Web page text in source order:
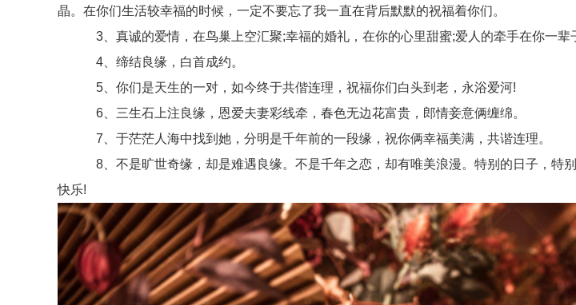
晶。在你们生活较幸福的时候，一定不要忘了我一直在背后默默的祝福着你们。
3、真诚的爱情，在鸟巢上空汇聚;幸福的婚礼，在你的心里甜蜜;爱人的牵手在你一辈
4、缔结良缘，白首成约。
5、你们是天生的一对，如今终于共偕连理，祝福你们白头到老，永浴爱河!
6、三生石上注良缘，恩爱夫妻彩线牵，春色无边花富贵，郎情妾意俩缠绵。
7、于茫茫人海中找到她，分明是千年前的一段缘，祝你俩幸福美满，共谐连理。
8、不是旷世奇缘，却是难遇良缘。不是千年之恋，却有唯美浪漫。特别的日子，特
快乐!